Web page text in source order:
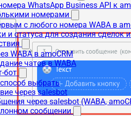
WhatsApp Business API к
номерами
с любого номера WABA в
и статуса для создания сделок
WABA в amoCRM
чатов в WABA
бот
выбрать
через salesbot
через salesbot (WABA,
сообщении